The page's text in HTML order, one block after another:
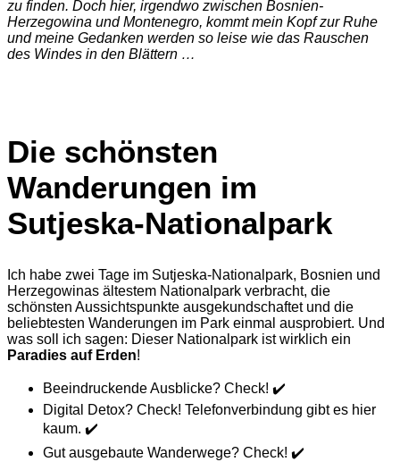
zu finden. Doch hier, irgendwo zwischen Bosnien-
Herzegowina und Montenegro, kommt mein Kopf zur Ruhe
und meine Gedanken werden so leise wie das Rauschen
des Windes in den Blättern …
Die schönsten
Wanderungen im
Sutjeska-Nationalpark
Ich habe zwei Tage im Sutjeska-Nationalpark, Bosnien und
Herzegowinas ältestem Nationalpark verbracht, die
schönsten Aussichtspunkte ausgekundschaftet und die
beliebtesten Wanderungen im Park einmal ausprobiert. Und
was soll ich sagen: Dieser Nationalpark ist wirklich ein
Paradies auf Erden!
Beeindruckende Ausblicke? Check! ✔️
Digital Detox? Check! Telefonverbindung gibt es hier
kaum. ✔️
Gut ausgebaute Wanderwege? Check! ✔️